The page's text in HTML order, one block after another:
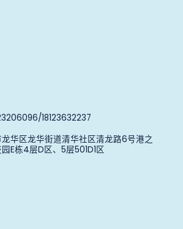
司
18123632237
华区龙华街道清华社区清龙路6号港之
E栋4层D区、5层501D1区